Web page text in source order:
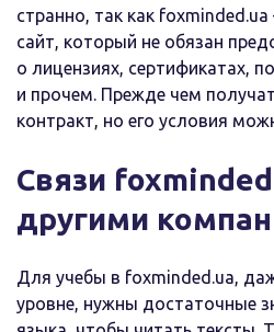
странно, так как
сайт, который не обязан
о лицензиях, сертификатах,
и прочем. Прежде чем
контракт, но его условия
Связи
другими
Для учебы в foxminded.ua,
уровне, нужны достаточные